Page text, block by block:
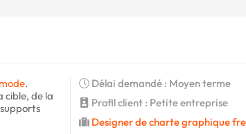
mode.
cible, de la
Délai demandé : Moyen terme
Profil client : Petite entreprise
Designer de charte graphique